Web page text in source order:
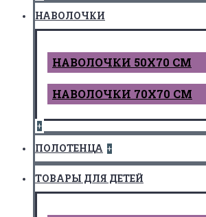
НАВОЛОЧКИ
НАВОЛОЧКИ 50Х70 СМ
НАВОЛОЧКИ 70Х70 СМ
+
ПОЛОТЕНЦА +
ТОВАРЫ ДЛЯ ДЕТЕЙ